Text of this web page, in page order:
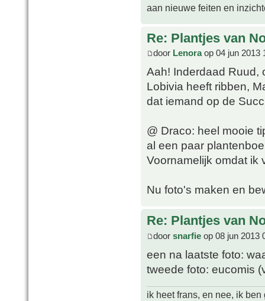
aan nieuwe feiten en
Re: Plantjes van
door Lenoraop 04 jun 2013
Aah! Inderdaad Ruud,
Lobivia heeft ribben,
dat iemand op de
@ Draco: heel mooie
al een paar
Voornamelijk omdat
Nu foto's maken en
Re: Plantjes van
door snarfie op 08 jun 2013
een na laatste foto:
tweede foto: eucomis
ik heet frans, en nee, ik ben